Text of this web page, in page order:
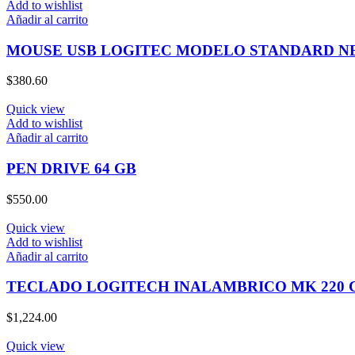
Add to wishlist
Añadir al carrito
MOUSE USB LOGITEC MODELO STANDARD
$380.60
Quick view
Add to wishlist
Añadir al carrito
PEN DRIVE 64 GB
$550.00
Quick view
Add to wishlist
Añadir al carrito
TECLADO LOGITECH INALAMBRICO MK 220
$1,224.00
Quick view